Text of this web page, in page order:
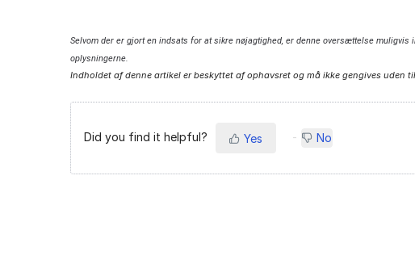
Selvom der er gjort en indsats for at sikre nøjagtighed, er denne oversættelse
oplysningerne.
Indholdet af denne artikel er beskyttet af ophavsret og må ikke gengives uden
Did you find it helpful? Yes No